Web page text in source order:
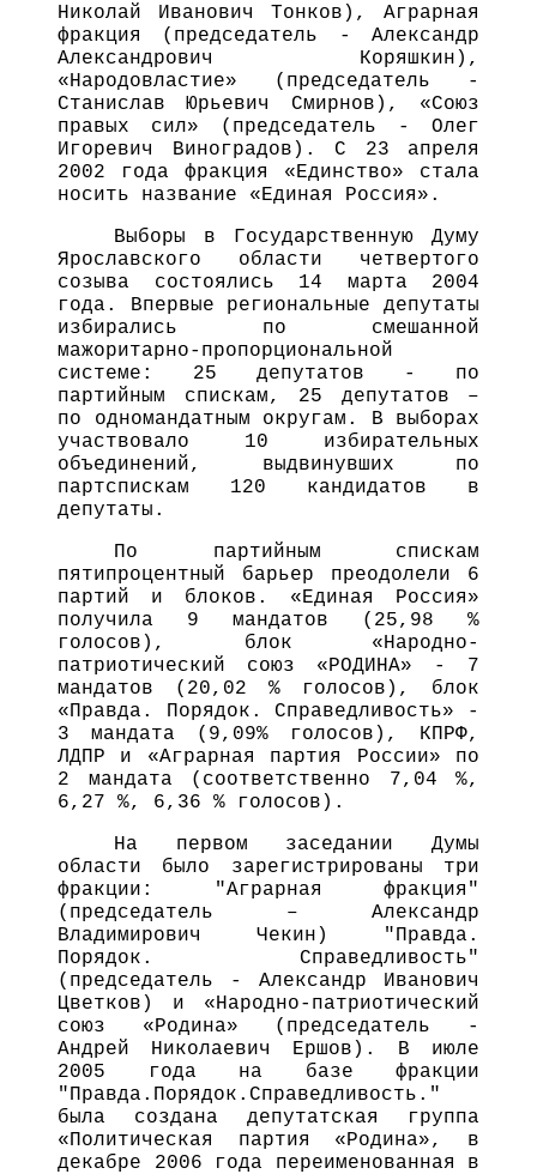
Николай Иванович Тонков), Аграрная
фракция (председатель - Александр
Александрович Коряшкин),
«Народовластие» (председатель -
Станислав Юрьевич Смирнов), «Союз
правых сил» (председатель - Олег
Игоревич Виноградов). С 23 апреля
2002 года фракция «Единство» стала
носить название «Единая Россия».
Выборы в Государственную Думу
Ярославского области четвертого
созыва состоялись 14 марта 2004
года. Впервые региональные депутаты
избирались по смешанной
мажоритарно-пропорциональной
системе: 25 депутатов - по
партийным спискам, 25 депутатов –
по одномандатным округам. В выборах
участвовало 10 избирательных
объединений, выдвинувших по
партспискам 120 кандидатов в
депутаты.
По партийным спискам
пятипроцентный барьер преодолели 6
партий и блоков. «Единая Россия»
получила 9 мандатов (25,98 %
голосов), блок «Народно-
патриотический союз «РОДИНА» - 7
мандатов (20,02 % голосов), блок
«Правда. Порядок. Справедливость» -
3 мандата (9,09% голосов), КПРФ,
ЛДПР и «Аграрная партия России» по
2 мандата (соответственно 7,04 %,
6,27 %, 6,36 % голосов).
На первом заседании Думы
области было зарегистрированы три
фракции: "Аграрная фракция"
(председатель – Александр
Владимирович Чекин) "Правда.
Порядок. Справедливость"
(председатель - Александр Иванович
Цветков) и «Народно-патриотический
союз «Родина» (председатель -
Андрей Николаевич Ершов). В июле
2005 года на базе фракции
"Правда.Порядок.Справедливость."
была создана депутатская группа
«Политическая партия «Родина», в
декабре 2006 года переименованная в